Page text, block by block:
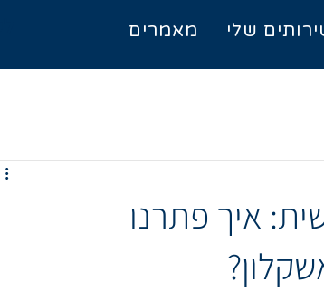
שלי מאמרים
איך פתרנו